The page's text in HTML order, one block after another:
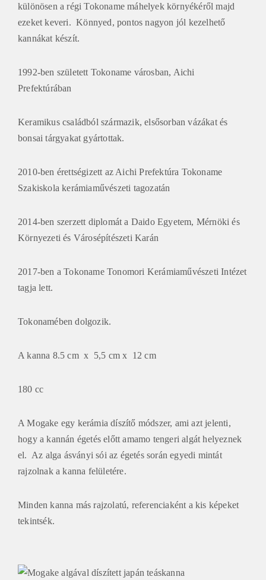
különösen a régi Tokoname máhelyek környékéről majd
ezeket keveri. Könnyed, pontos nagyon jól kezelhető
kannákat készít.
1992-ben született Tokoname városban, Aichi
Prefektúrában
Keramikus családból származik, elsősorban vázákat és
bonsai tárgyakat gyártottak.
2010-ben érettségizett az Aichi Prefektúra Tokoname
Szakiskola kerámiaművészeti tagozatán
2014-ben szerzett diplomát a Daido Egyetem, Mérnöki és
Környezeti és Városépítészeti Karán
2017-ben a Tokoname Tonomori Kerámiaművészeti Intézet
tagja lett.
Tokonamében dolgozik.
A kanna 8.5 cm x 5,5 cm x 12 cm
180 cc
A Mogake egy kerámia díszítő módszer, ami azt jelenti,
hogy a kannán égetés előtt amamo tengeri algát helyeznek
el. Az alga ásványi sói az égetés során egyedi mintát
rajzolnak a kanna felületére.
Minden kanna más rajzolatú, referenciaként a kis képeket
tekintsék.